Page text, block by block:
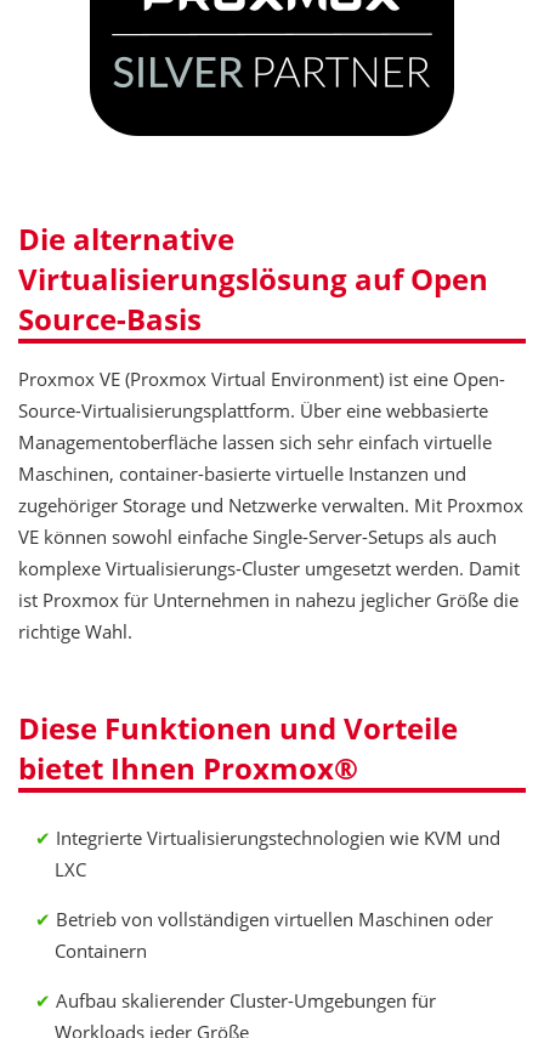
Die alternative
Virtualisierungslösung auf Open
Source-Basis
Proxmox VE (Proxmox Virtual Environment) ist eine Open-
Source-Virtualisierungsplattform. Über eine webbasierte
Managementoberfläche lassen sich sehr einfach virtuelle
Maschinen, container-basierte virtuelle Instanzen und
zugehöriger Storage und Netzwerke verwalten. Mit Proxmox
VE können sowohl einfache Single-Server-Setups als auch
komplexe Virtualisierungs-Cluster umgesetzt werden. Damit
ist Proxmox für Unternehmen in nahezu jeglicher Größe die
richtige Wahl.
Diese Funktionen und Vorteile
bietet Ihnen Proxmox®
Integrierte Virtualisierungstechnologien wie KVM und
LXC
Betrieb von vollständigen virtuellen Maschinen oder
Containern
Aufbau skalierender Cluster-Umgebungen für
Workloads jeder Größe